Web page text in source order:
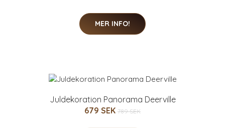
MER INFO!
Juldekoration Panorama Deerville
679 SEK 789 SEK